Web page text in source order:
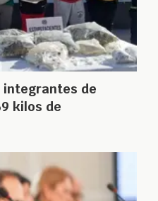
integrantes de
kilos de